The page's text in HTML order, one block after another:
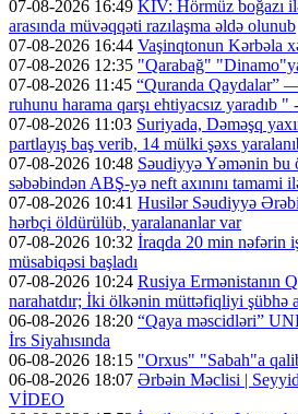
07-08-2026 16:49 KİV: Hörmüz boğazı
arasında müvəqqəti razılaşma əldə olunub
07-08-2026 16:44 Vaşinqtonun Kərbəla
07-08-2026 12:35 "Qarabağ"
07-08-2026 11:45 “Quranda Qaydalar”
ruhunu harama qarşı ehtiyacsız yaradıb
07-08-2026 11:03 Suriyada, Dəməşq
partlayış baş verib, 14 mülki şəxs
07-08-2026 10:48 Səudiyyə Yəmənin bu
səbəbindən ABŞ-yə neft axınını tamami
07-08-2026 10:41 Husilər Səudiyyə
hərbçi öldürülüb, yaralananlar var
07-08-2026 10:32 İraqda 20 min nəfərin
müsabiqəsi başladı
07-08-2026 10:24 Rusiya Ermənistanın
narahatdır; İki ölkənin müttəfiqliyi şübhə
06-08-2026 18:20 “Qaya məscidləri”
İrs Siyahısında
06-08-2026 18:15 "Orxus" "Sabah"a
06-08-2026 18:07 Ərbəin Məclisi |
VİDEO